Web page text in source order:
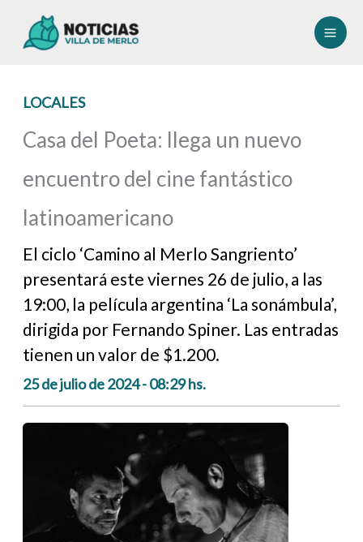
LOCALES
Casa del Poeta: llega un nuevo
encuentro del cine fantástico
latinoamericano
El ciclo ‘Camino al Merlo Sangriento’
presentará este viernes 26 de julio, a las
19:00, la película argentina ‘La sonámbula’,
dirigida por Fernando Spiner. Las entradas
tienen un valor de $1.200.
25 de julio de 2024 - 08:29 hs.